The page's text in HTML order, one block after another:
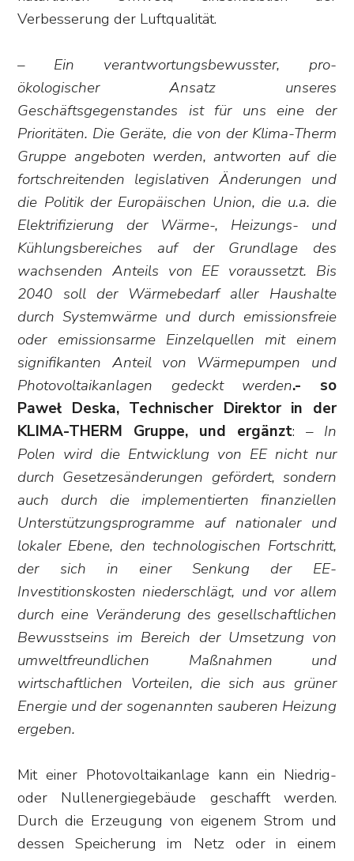
Verbesserung der Luftqualität.
– Ein verantwortungsbewusster, pro-
ökologischer Ansatz unseres
Geschäftsgegenstandes ist für uns eine der
Prioritäten. Die Geräte, die von der Klima-Therm
Gruppe angeboten werden, antworten auf die
fortschreitenden legislativen Änderungen und
die Politik der Europäischen Union, die u.a. die
Elektrifizierung der Wärme-, Heizungs- und
Kühlungsbereiches auf der Grundlage des
wachsenden Anteils von EE voraussetzt. Bis
2040 soll der Wärmebedarf aller Haushalte
durch Systemwärme und durch emissionsfreie
oder emissionsarme Einzelquellen mit einem
signifikanten Anteil von Wärmepumpen und
Photovoltaikanlagen gedeckt werden.- so
Paweł Deska, Technischer Direktor in der
KLIMA-THERM Gruppe, und ergänzt: – In
Polen wird die Entwicklung von EE nicht nur
durch Gesetzesänderungen gefördert, sondern
auch durch die implementierten finanziellen
Unterstützungsprogramme auf nationaler und
lokaler Ebene, den technologischen Fortschritt,
der sich in einer Senkung der EE-
Investitionskosten niederschlägt, und vor allem
durch eine Veränderung des gesellschaftlichen
Bewusstseins im Bereich der Umsetzung von
umweltfreundlichen Maßnahmen und
wirtschaftlichen Vorteilen, die sich aus grüner
Energie und der sogenannten sauberen Heizung
ergeben.
Mit einer Photovoltaikanlage kann ein Niedrig-
oder Nullenergiegebäude geschafft werden.
Durch die Erzeugung von eigenem Strom und
dessen Speicherung im Netz oder in einem